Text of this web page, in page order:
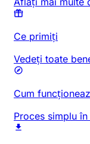
Ce primiți
Vedeți toate
Cum
Proces simplu